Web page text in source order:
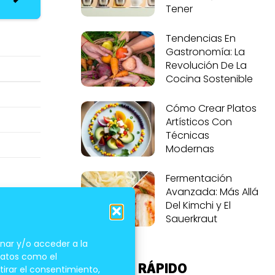
y/o acceder a la
como el
el consentimiento,
Tener
Tendencias En
Gastronomía: La
Revolución De La
Cocina Sostenible
Cómo Crear Platos
Artísticos Con
Técnicas
Modernas
Fermentación
Avanzada: Más Allá
Del Kimchi y El
Sauerkraut
ACCESO RÁPIDO